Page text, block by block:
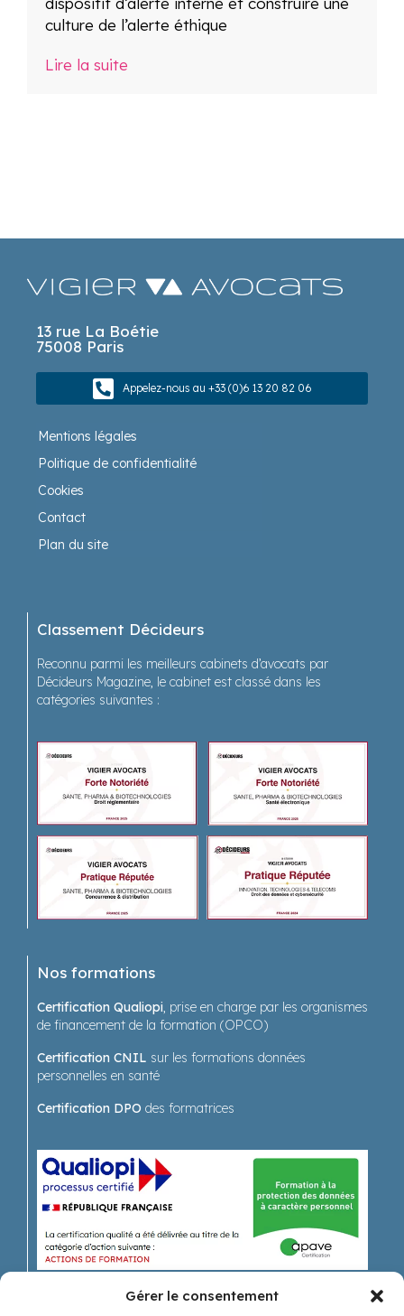
Gérer le consentement
culture de l’alerte éthique
Lire la suite
13 rue La Boétie
75008 Paris
Appelez-nous au +33 (0)6 13 20 82 06
Mentions légales
Politique de confidentialité
Cookies
Contact
Plan du site
Classement Décideurs
Reconnu parmi les meilleurs cabinets d’avocats par
Décideurs Magazine, le cabinet est classé dans les
catégories suivantes :
Nos formations
Certification Qualiopi, prise en charge par les organismes
de financement de la formation (OPCO)
Certification CNIL sur les formations données
personnelles en santé
Certification DPO des formatrices